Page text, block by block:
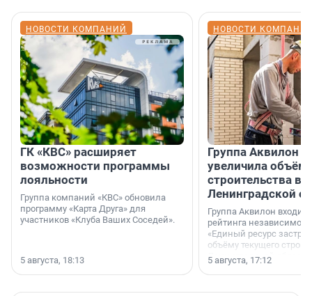
НОВОСТИ КОМПАНИЙ
ГК «КВС» расширяет
возможности программы
лояльности
Группа компаний «КВС» обновила
программу «Карта Друга» для
участников «Клуба Ваших Соседей».
5 августа, 18:13
НОВОСТИ
Группа Аквилон
увеличила объём
строительства в
Ленинградской
Группа Аквилон входит
рейтинга независимого
«Единый ресурс
объёму текущего
Ленинградской
время компания
185 429 кв. метров
больше, чем в 1
5 августа, 17:12